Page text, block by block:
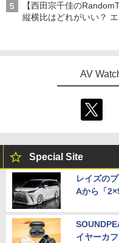
【西田宗千佳の
縦横比はどれがいい？
AV
Special Site
レイズの
Aから「
イヤーカ